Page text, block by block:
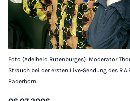
Foto (Adelheid Rutenburges): Moderator
Strauch bei der ersten Live-Sendung des
Paderborn.